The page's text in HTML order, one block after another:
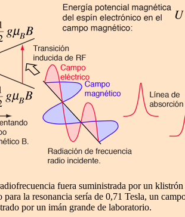
fuera suministrada por un
para la resonancia sería de 0,71 Tesla, un
por un imán grande de laboratorio.